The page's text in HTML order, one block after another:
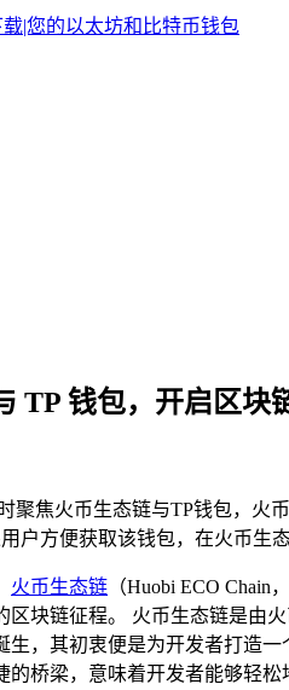
TP 钱包，开启区块
聚焦火币生态链与TP钱包，火
户方便获取该钱包，在火币生
火币生态链 （Huobi ECO
块链征程。 火币生态链是由
，其初衷便是为开发者打造
桥梁，意味着开发者能够轻